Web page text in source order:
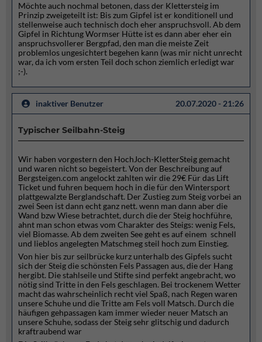
Möchte auch nochmal betonen, dass der Klettersteig im
Prinzip zweigeteilt ist: Bis zum Gipfel ist er konditionell und
stellenweise auch technisch doch eher anspruchsvoll. Ab dem
Gipfel in Richtung Wormser Hütte ist es dann aber eher ein
anspruchsvollerer Bergpfad, den man die meiste Zeit
problemlos ungesichtert begehen kann (was mir nicht unrecht
war, da ich vom ersten Teil doch schon ziemlich erledigt war
;-).
inaktiver Benutzer 20.07.2020 - 21:26
Typischer Seilbahn-Steig
Wir haben vorgestern den HochJoch-KletterSteig gemacht
und waren nicht so begeistert. Von der Beschreibung auf
Bergsteigen.com angelockt zahlten wir die 29€ Für das Lift
Ticket und fuhren bequem hoch in die für den Wintersport
plattgewalzte Berglandschaft. Der Zustieg zum Steig vorbei an
zwei Seen ist dann echt ganz nett. wenn man dann aber die
Wand bzw Wiese betrachtet, durch die der Steig hochführe,
ahnt man schon etwas vom Charakter des Steigs: wenig Fels,
viel Biomasse. Ab dem zweiten See geht es auf einem schnell
und lieblos angelegten Matschmeg steil hoch zum Einstieg.
Von hier bis zur seilbrücke kurz unterhalb des Gipfels sucht
sich der Steig die schönsten Fels Passagen aus, die der Hang
hergibt. Die stahlseile und Stifte sind perfekt angebracht, wo
nötig sind Tritte in den Fels geschlagen. Bei trockenem Wetter
macht das wahrscheinlich recht viel Spaß, nach Regen waren
unsere Schuhe und die Tritte am Fels voll Matsch. Durch die
häufigen gehpassagen kam immer wieder neuer Matsch an
unsere Schuhe, sodass der Steig sehr glitschig und dadurch
kraftraubend war